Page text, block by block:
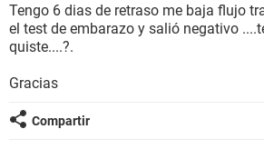
SEXUALIDAD
Tengo 6 dias de retraso me baja flujo
el test de embarazo y salió negativo
quiste....?.
Gracias
Compartir